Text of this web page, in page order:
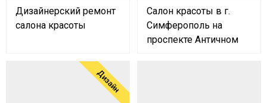
Дизайнерский ремонт
салона красоты
Салон красоты в г.
Симферополь на
проспекте Античном
Дизайн